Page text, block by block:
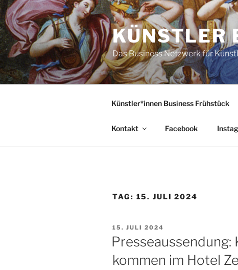
Zum
Inhalt
springen
KÜNSTLER
Das Business Netzwerk für
Künstler*innen Business Frühstück
Kontakt Facebook
TAG: 15. JULI 2024
VERÖFFENTLICHT
AM
15. JULI 2024
Presseaussendung:
kommen im Hotel